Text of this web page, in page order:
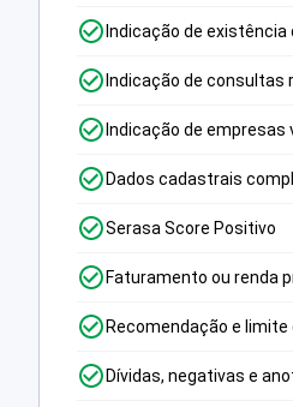
Indicação de
Indicação de consultas
Indicação de empresas
Dados cadastrais
Serasa Score Positivo
Faturamento ou renda
Recomendação e limite
Dívidas, negativas e